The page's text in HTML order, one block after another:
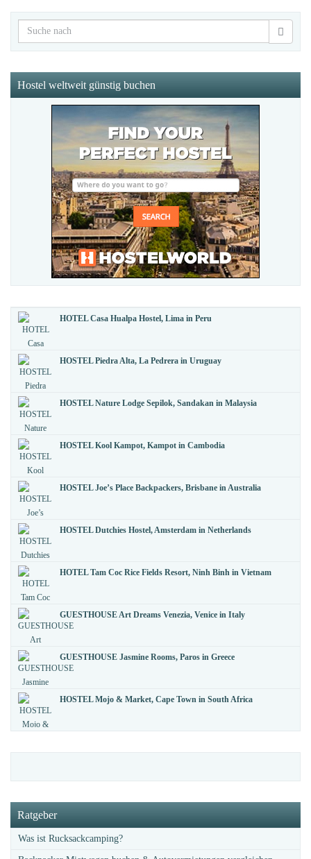
Hostel weltweit günstig buchen
HOTEL Casa Hualpa Hostel, Lima in Peru
HOSTEL Piedra Alta, La Pedrera in Uruguay
HOSTEL Nature Lodge Sepilok, Sandakan in Malaysia
HOSTEL Kool Kampot, Kampot in Cambodia
HOSTEL Joe’s Place Backpackers, Brisbane in Australia
HOSTEL Dutchies Hostel, Amsterdam in Netherlands
HOTEL Tam Coc Rice Fields Resort, Ninh Binh in Vietnam
GUESTHOUSE Art Dreams Venezia, Venice in Italy
GUESTHOUSE Jasmine Rooms, Paros in Greece
HOSTEL Mojo & Market, Cape Town in South Africa
Ratgeber
Was ist Rucksackcamping?